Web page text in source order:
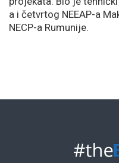
a i četvrtog NEEAP-a
NECP-a Rumunije.